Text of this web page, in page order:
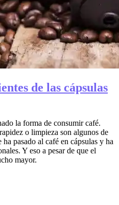
de las cápsulas
la forma de consumir café.
o limpieza son algunos de
pasado al café en cápsulas y ha
Y eso a pesar de que el
mayor.